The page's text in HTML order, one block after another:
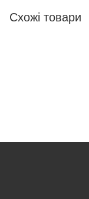
Схожі товари